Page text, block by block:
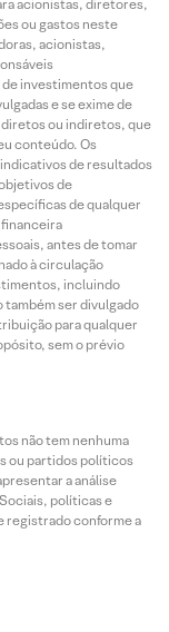
acionistas, diretores,
ou gastos neste
acionistas,
investimentos que
e se exime de
ou indiretos, que
conteúdo. Os
de resultados
de
de qualquer
antes de tomar
à circulação
incluindo
também ser divulgado
para qualquer
sem o prévio
não tem nenhuma
ou partidos políticos
a análise
políticas e
registrado conforme a